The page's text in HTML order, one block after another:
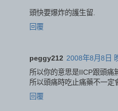
頭快要爆炸的護生留.
回覆
peggy212 2008年8月8日
所以你的意思是IICP跟頭痛
所以頭痛時吃止痛藥不一定
回覆